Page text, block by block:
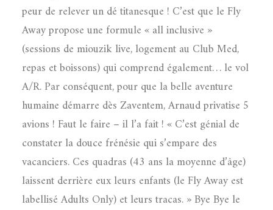
peur de relever un dé titanesque ! C’est que le Fly
Away propose une formule « all inclusive »
(sessions de miouzik live, logement au Club Med,
repas et boissons) qui comprend également… le vol
A/R. Par conséquent, pour que la belle aventure
humaine démarre dès Zaventem, Arnaud privatise 5
avions ! Faut le faire – il l’a fait ! « C’est génial de
constater la douce frénésie qui s’empare des
vacanciers. Ces quadras (43 ans la moyenne d’âge)
laissent derrière eux leurs enfants (le Fly Away est
labellisé Adults Only) et leurs tracas. » Bye Bye le